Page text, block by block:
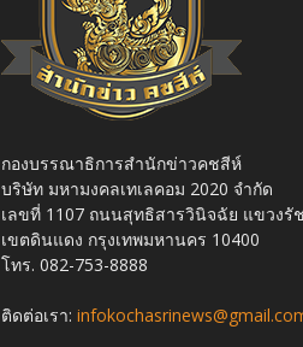
กองบรรณาธิการสำนักข่าวคชสีห์
บริษัท มหามงคลเทเลคอม 2020 จำกัด
เลขที่ 1107 ถนนสุทธิสารวินิจฉัย แขวงรั
เขตดินแดง กรุงเทพมหานคร 10400
โทร. 082-753-8888
ติดต่อเรา: